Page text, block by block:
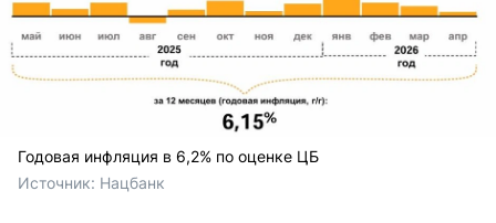
Годовая инфляция в 6,2% по оценке ЦБ
Источник: Нацбанк